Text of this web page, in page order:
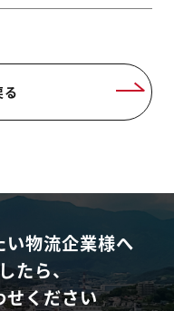
る
い物流企業様へ
たら、
せください